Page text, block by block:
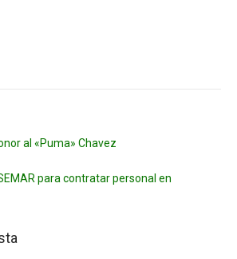
al «Puma» Chavez
para contratar personal en